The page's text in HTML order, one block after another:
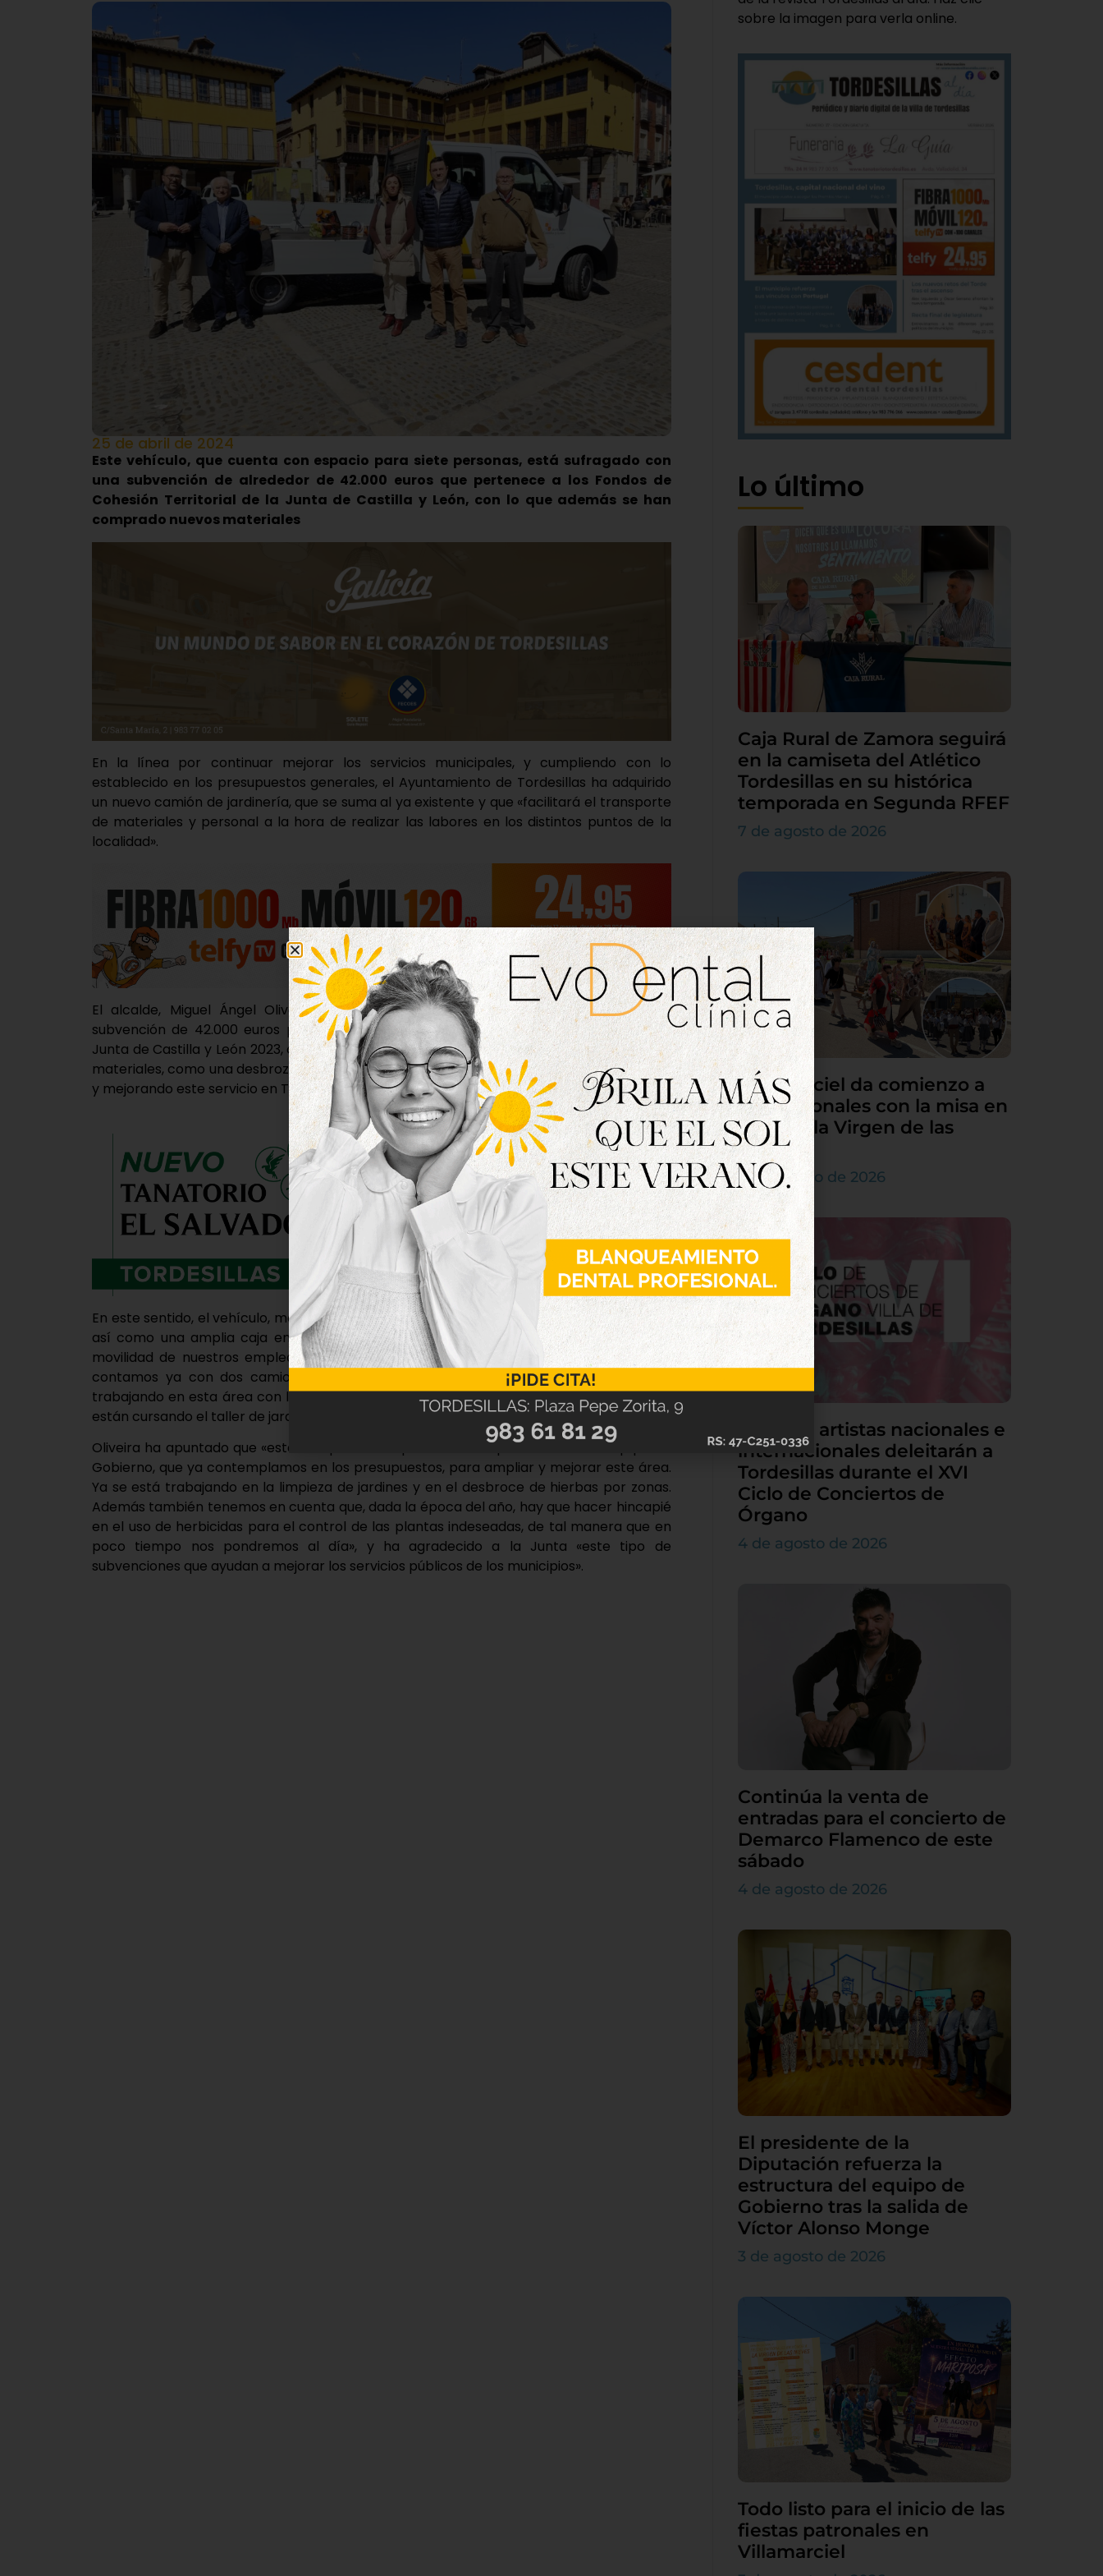
25 de abril de 2024
Este vehículo, que cuenta con espacio para siete personas, está sufragado con
una subvención de alrededor de 42.000 euros que pertenece a los Fondos de
Cohesión Territorial de la Junta de Castilla y León, con lo que además se han
comprado nuevos materiales
En la línea por continuar mejorar los servicios municipales, y cumpliendo con lo
establecido en los presupuestos generales, el Ayuntamiento de Tordesillas ha adquirido
un nuevo camión de jardinería, que se suma al ya existente y que «facilitará el transporte
de materiales y personal a la hora de realizar las labores en los distintos puntos de la
localidad».
El alcalde, Miguel Ángel Oliveira, ha explicado que el camión forma parte de una
subvención de 42.000 euros perteneciente a los Fondos de Cohesión Territorial de la
Junta de Castilla y León 2023, con los que además el Consistorio se ha hecho con nuevos
materiales, como una desbrozadora de bordillos, «con el objetivo de continuar ampliando
y mejorando este servicio en Tordesillas».
En este sentido, el vehículo, marca Renault, tiene capacidad para llevar a siete personas,
así como una amplia caja en la que transportar los materiales. «Esto va a facilitar la
movilidad de nuestros empleados y del servicio en general pues con esta adquisición
contamos ya con dos camiones y más material, así como un total de 15 personas
trabajando en esta área con las tres contrataciones de jardineros y las 10 personas que
están cursando el taller de jardinería», ha aclarado.
Oliveira ha apuntado que «esta compra forma parte del compromiso de este Equipo de
Gobierno, que ya contemplamos en los presupuestos, para ampliar y mejorar este área.
Ya se está trabajando en la limpieza de jardines y en el desbroce de hierbas por zonas.
Además también tenemos en cuenta que, dada la época del año, hay que hacer hincapié
en el uso de herbicidas para el control de las plantas indeseadas, de tal manera que en
poco tiempo nos pondremos al día», y ha agradecido a la Junta «este tipo de
subvenciones que ayudan a mejorar los servicios públicos de los municipios».
sobre la imagen para verla online.
Lo último
Caja Rural de Zamora seguirá
en la camiseta del Atlético
Tordesillas en su histórica
temporada en Segunda RFEF
7 de agosto de 2026
Villamarciel da comienzo a
sus patronales con la misa en
honor a la Virgen de las
Nieves
5 de agosto de 2026
Grandes artistas nacionales e
internacionales deleitarán a
Tordesillas durante el XVI
Ciclo de Conciertos de
Órgano
4 de agosto de 2026
Continúa la venta de
entradas para el concierto de
Demarco Flamenco de este
sábado
4 de agosto de 2026
El presidente de la
Diputación refuerza la
estructura del equipo de
Gobierno tras la salida de
Víctor Alonso Monge
3 de agosto de 2026
Todo listo para el inicio de las
fiestas patronales en
Villamarciel